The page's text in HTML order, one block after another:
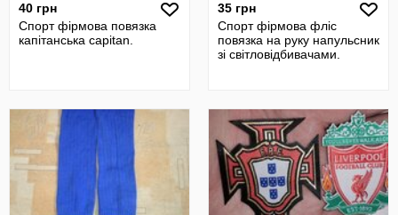
40 грн
Спорт фірмова повязка
капітанська capitan.
35 грн
Спорт фірмова фліс
повязка на руку напульсник
зі світловідбивачами.